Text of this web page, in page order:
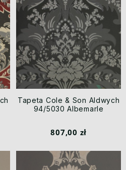
Tapeta Cole & Son Aldwych
94/5030 Albemarle
807,00 zł